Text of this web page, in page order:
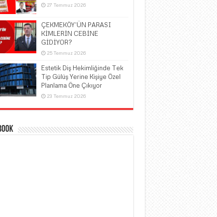
27 Temmuz 2026
ÇEKMEKÖY’ÜN PARASI
KİMLERİN CEBİNE
GİDİYOR?
25 Temmuz 2026
Estetik Diş Hekimliğinde Tek
Tip Gülüş Yerine Kişiye Özel
Planlama Öne Çıkıyor
23 Temmuz 2026